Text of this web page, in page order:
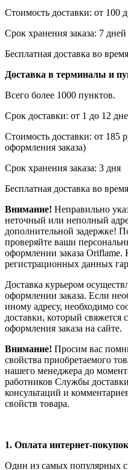
Стоимость доставки: от 100
Срок хранения заказа: 7 дней
Бесплатная доставка во
Доставка в терминалы и
Всего более 1000 пунктов.
Срок доставки: от 1 до 12
Стоимость доставки: от 185
оформления заказа)
Срок хранения заказа: 3 дня
Бесплатная доставка во
Внимание! Неправильно
неточный или неполный
дополнительной задержке!
проверяйте ваши
оформлении заказа
регистрационных данных
Доставка курьером
оформлении заказа. Если
иному адресу, необходимо
доставки, который свяжется
оформления заказа на сайте.
Внимание! Просим вас
свойства приобретаемого
нашего менеджера до
работников Службы
консультаций и
свойств товара.
1. Оплата интернет-
Один из самых популярных